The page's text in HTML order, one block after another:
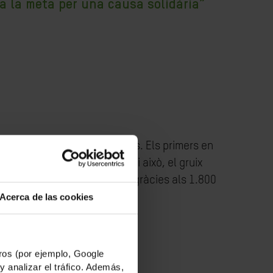
Acerca de las cookies
(por ejemplo, Google
analizar el tráfico. Además,
la meta per una causa solidària”
a Sant Feliu de Guíxols. Els primers en
la tarda del dissabte. Tot i això, el gruix
felicitem i donem les gràcies als 1.800